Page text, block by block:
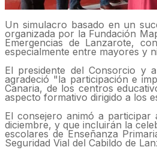
Un simulacro basado en un
organizada por la Fundación
Emergencias de Lanzarote,
especialmente entre mayores y
El presidente del Consorcio y
agradeció "la participación e
Canaria, de los centros
aspecto formativo dirigido a los
El consejero animó a
diciembre, y que incluirán la
escolares de Enseñanza
Seguridad Vial del Cabildo de